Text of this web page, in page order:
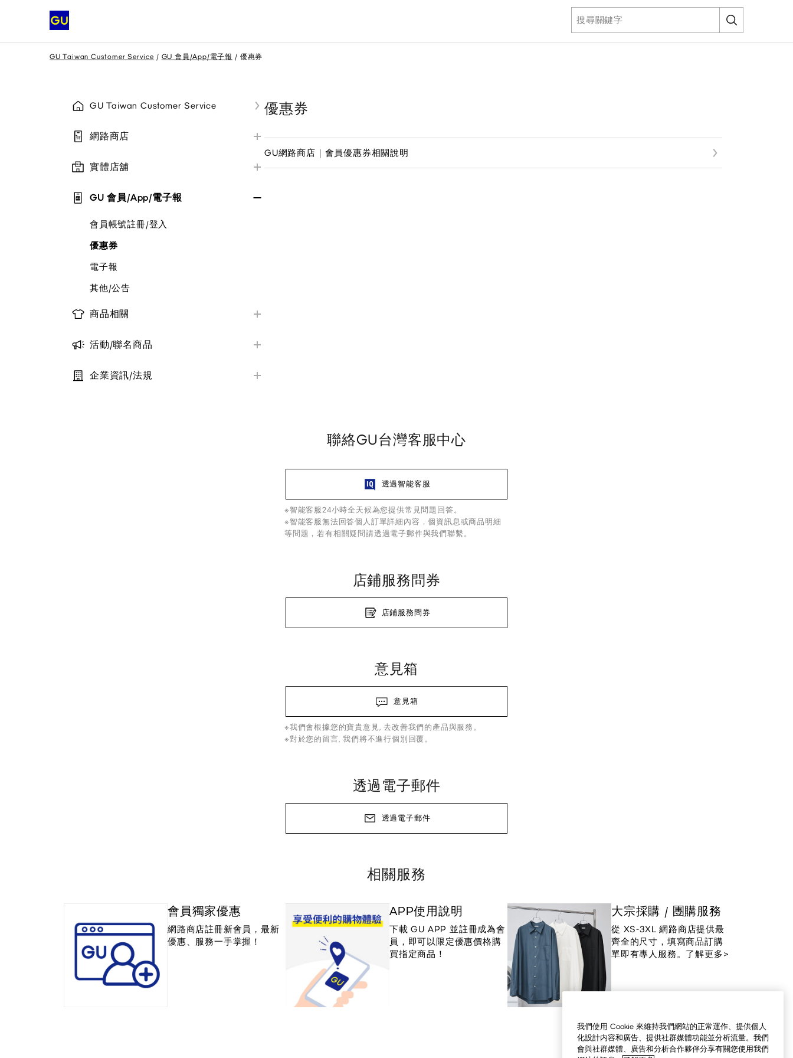
GU Taiwan Customer Service GU 會員/App/電子報 優惠券
GU Taiwan Customer Service
網路商店
網路商店配送相關
網路商店退貨與換貨
其他/公告
實體店舖
實體店舖退貨與換貨
實體店舖取貨說明
其他/公告
GU 會員/App/電子報
會員帳號註冊/登入
優惠券
電子報
其他/公告
商品相關
商品庫存查詢
大宗採購服務
活動/聯名商品
聯名系列商品一覽
企業資訊/法規
優惠券
GU網路商店｜會員優惠券相關說明
聯絡GU台灣客服中心
透過智能客服
※智能客服24小時全天候為您提供常見問題回答。
※智能客服無法回答個人訂單詳細內容，個資訊息或商品明細
等問題，若有相關疑問請透過電子郵件與我們聯繫。
店鋪服務問券
店鋪服務問券
意見箱
意見箱
※我們會根據您的寶貴意見, 去改善我們的產品與服務。
※對於您的留言, 我們將不進行個別回覆。
透過電子郵件
透過電子郵件
相關服務
會員獨家優惠
網路商店註冊新會員，最新
優惠、服務一手掌握！
APP使用說明
下載 GU APP 並註冊成為會
員，即可以限定優惠價格購
買指定商品！
大宗採購 / 團購服務
從 XS-3XL 網路商店提供最
齊全的尺寸，填寫商品訂購
單即有專人服務。了解更多>
我們使用 Cookie 來維持我們網站的正常運作、提供個人
化設計内容和廣告、提供社群媒體功能並分析流量。我們
會與社群媒體、廣告和分析合作夥伴分享有關您使用我們